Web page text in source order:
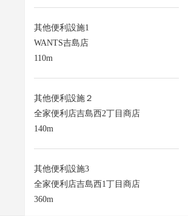
其他便利設施1
WANTS吉島店
110m
其他便利設施２
全家便利店吉島西2丁目商店
140m
其他便利設施3
全家便利店吉島西1丁目商店
360m